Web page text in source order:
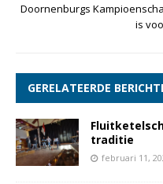
Doornenburgs
is
GERELATEERDE
traditie
februari 11,